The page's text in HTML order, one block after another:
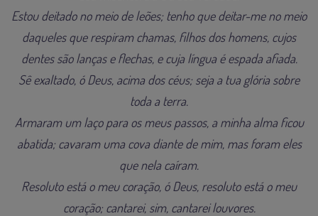
Estou deitado no meio de leões; tenho que deitar-me no meio
daqueles que respiram chamas, filhos dos homens, cujos
dentes são lanças e flechas, e cuja língua é espada afiada.
Sê exaltado, ó Deus, acima dos céus; seja a tua glória sobre
toda a terra.
Armaram um laço para os meus passos, a minha alma ficou
abatida; cavaram uma cova diante de mim, mas foram eles
que nela caíram.
Resoluto está o meu coração, ó Deus, resoluto está o meu
coração; cantarei, sim, cantarei louvores.